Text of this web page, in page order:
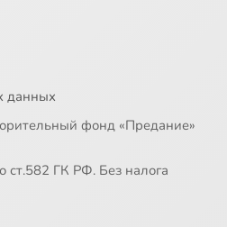
данных
фонд «Предание»
ст.582 ГК РФ. Без налога